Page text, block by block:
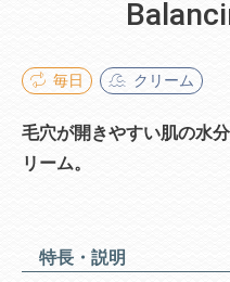
毎日 クリーム
毛穴が開きやすい肌の水
リーム。
特長・説明